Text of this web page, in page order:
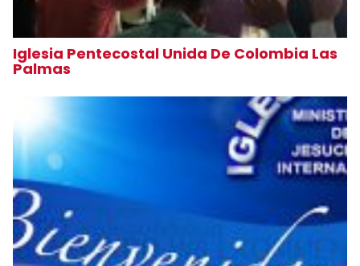
Iglesia Pentecostal Unida De Colombia Las
Palmas